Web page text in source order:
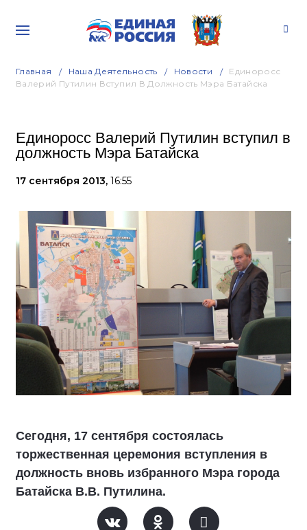
Главная Наша Деятельность Новости
Единоросс
Валерий Путилин Вступил В Должность Мэра Батайска
Единоросс Валерий Путилин вступил в
должность Мэра Батайска
17 сентября 2013, 16:55
Сегодня, 17 сентября состоялась
торжественная церемония вступления в
должность вновь избранного Мэра города
Батайска В.В. Путилина.